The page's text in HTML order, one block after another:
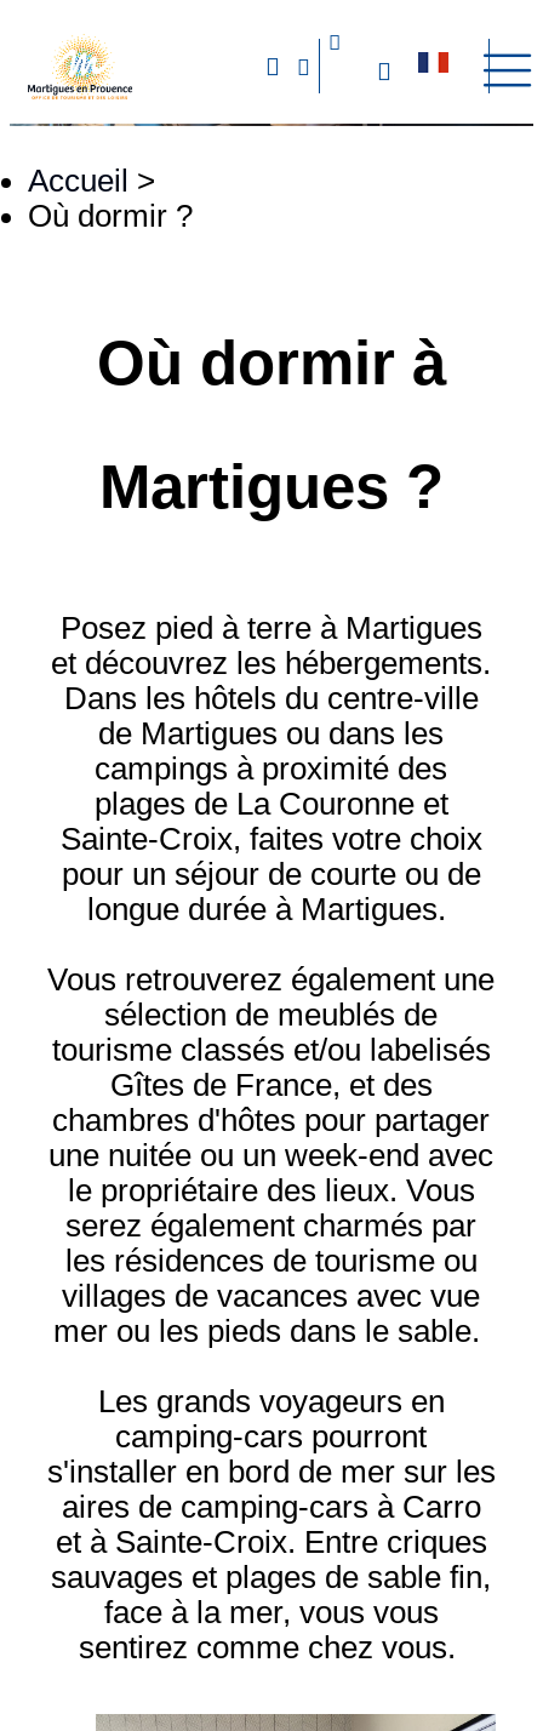
Accueil >
Où dormir ?
Où dormir à
Martigues ?
Posez pied à terre à Martigues
et découvrez les hébergements.
Dans les hôtels du centre-ville
de Martigues ou dans les
campings à proximité des
plages de La Couronne et
Sainte-Croix, faites votre choix
pour un séjour de courte ou de
longue durée à Martigues.
Vous retrouverez également une
sélection de meublés de
tourisme classés et/ou labelisés
Gîtes de France, et des
chambres d'hôtes pour partager
une nuitée ou un week-end avec
le propriétaire des lieux. Vous
serez également charmés par
les résidences de tourisme ou
villages de vacances avec vue
mer ou les pieds dans le sable.
Les grands voyageurs en
camping-cars pourront
s'installer en bord de mer sur les
aires de camping-cars à Carro
et à Sainte-Croix. Entre criques
sauvages et plages de sable fin,
face à la mer, vous vous
sentirez comme chez vous.